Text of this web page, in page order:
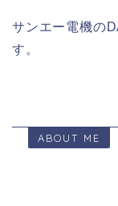
サンエー電機の
す。
ABOUT ME